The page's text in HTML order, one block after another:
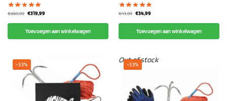
€369,99 €319,99
Toevoegen aan winkelwagen
€41,99 €34,99
Toevoegen aan winkelwagen
-33% -33%
Out of stock